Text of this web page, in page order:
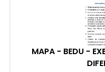
MAPA - BEDU -